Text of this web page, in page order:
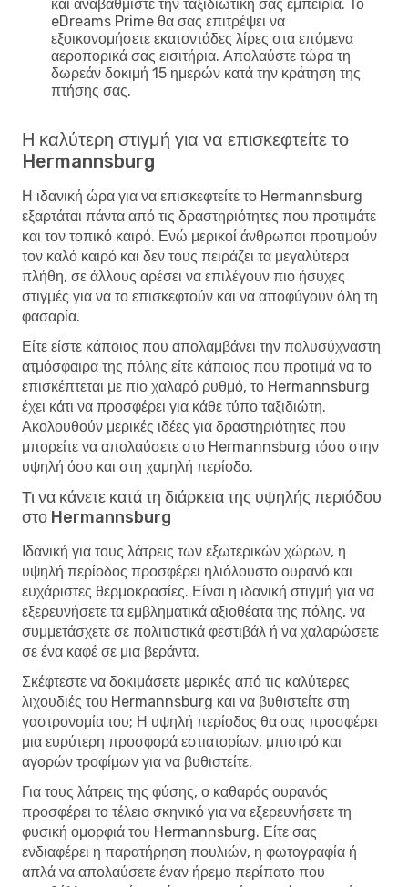
και αναβαθμίστε την ταξιδιωτική σας εμπειρία. Το
eDreams Prime θα σας επιτρέψει να
εξοικονομήσετε εκατοντάδες λίρες στα επόμενα
αεροπορικά σας εισιτήρια. Απολαύστε τώρα τη
δωρεάν δοκιμή 15 ημερών κατά την κράτηση της
πτήσης σας.
Η καλύτερη στιγμή για να επισκεφτείτε το
Hermannsburg
Η ιδανική ώρα για να επισκεφτείτε το Hermannsburg
εξαρτάται πάντα από τις δραστηριότητες που προτιμάτε
και τον τοπικό καιρό. Ενώ μερικοί άνθρωποι προτιμούν
τον καλό καιρό και δεν τους πειράζει τα μεγαλύτερα
πλήθη, σε άλλους αρέσει να επιλέγουν πιο ήσυχες
στιγμές για να το επισκεφτούν και να αποφύγουν όλη τη
φασαρία.
Είτε είστε κάποιος που απολαμβάνει την πολυσύχναστη
ατμόσφαιρα της πόλης είτε κάποιος που προτιμά να το
επισκέπτεται με πιο χαλαρό ρυθμό, το Hermannsburg
έχει κάτι να προσφέρει για κάθε τύπο ταξιδιώτη.
Ακολουθούν μερικές ιδέες για δραστηριότητες που
μπορείτε να απολαύσετε στο Hermannsburg τόσο στην
υψηλή όσο και στη χαμηλή περίοδο.
Τι να κάνετε κατά τη διάρκεια της υψηλής περιόδου
στο Hermannsburg
Ιδανική για τους λάτρεις των εξωτερικών χώρων, η
υψηλή περίοδος προσφέρει ηλιόλουστο ουρανό και
ευχάριστες θερμοκρασίες. Είναι η ιδανική στιγμή για να
εξερευνήσετε τα εμβληματικά αξιοθέατα της πόλης, να
συμμετάσχετε σε πολιτιστικά φεστιβάλ ή να χαλαρώσετε
σε ένα καφέ σε μια βεράντα.
Σκέφτεστε να δοκιμάσετε μερικές από τις καλύτερες
λιχουδιές του Hermannsburg και να βυθιστείτε στη
γαστρονομία του; Η υψηλή περίοδος θα σας προσφέρει
μια ευρύτερη προσφορά εστιατορίων, μπιστρό και
αγορών τροφίμων για να βυθιστείτε.
Για τους λάτρεις της φύσης, ο καθαρός ουρανός
προσφέρει το τέλειο σκηνικό για να εξερευνήσετε τη
φυσική ομορφιά του Hermannsburg. Είτε σας
ενδιαφέρει η παρατήρηση πουλιών, η φωτογραφία ή
απλά να απολαύσετε έναν ήρεμο περίπατο που